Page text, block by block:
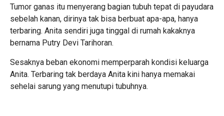
Tumor ganas itu menyerang bagian tubuh tepat di payudara
sebelah kanan, dirinya tak bisa berbuat apa-apa, hanya
terbaring. Anita sendiri juga tinggal di rumah kakaknya
bernama Putry Devi Tarihoran.
Sesaknya beban ekonomi memperparah kondisi keluarga
Anita. Terbaring tak berdaya Anita kini hanya memakai
sehelai sarung yang menutupi tubuhnya.